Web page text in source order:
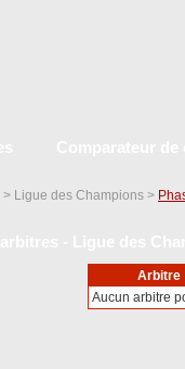
> Ligue des Champions >
Arbitre
Aucun arbitre